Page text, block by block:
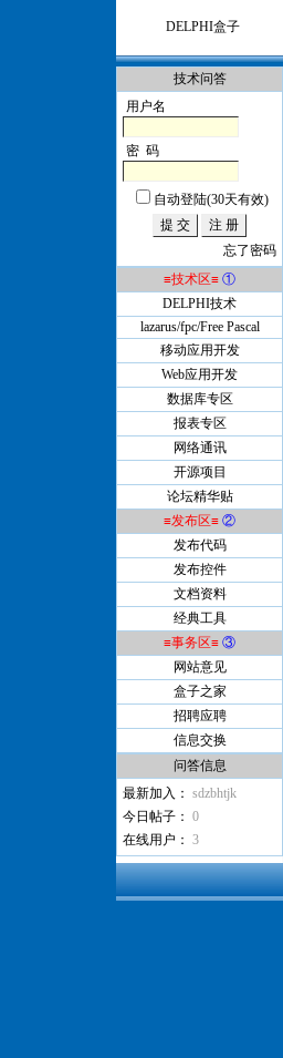
DELPHI盒子
技术问答
用户名
密 码
自动登陆(30天有效)
忘了密码
≡技术区≡ ①
DELPHI技术
lazarus/fpc/Free Pascal
移动应用开发
Web应用开发
数据库专区
报表专区
网络通讯
开源项目
论坛精华贴
≡发布区≡ ②
发布代码
发布控件
文档资料
经典工具
≡事务区≡ ③
网站意见
盒子之家
招聘应聘
信息交换
问答信息
最新加入： sdzbhtjk
今日帖子： 0
在线用户： 3